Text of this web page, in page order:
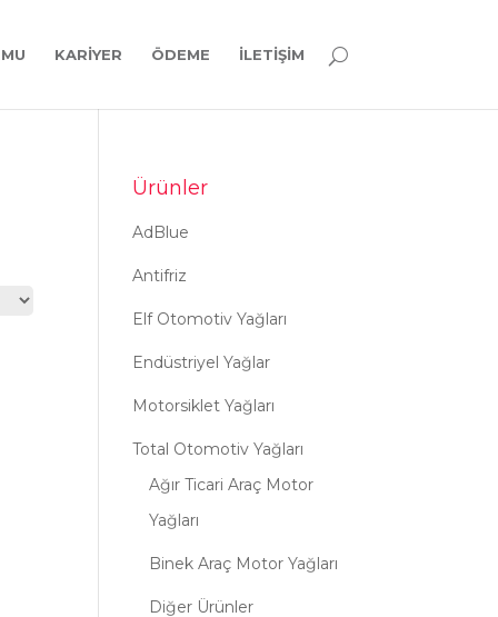
KARIYER ÖDEME İLETIŞIM
Ürünler
AdBlue
Antifriz
Elf Otomotiv Yağları
Endüstriyel Yağlar
Motorsiklet Yağları
Total Otomotiv Yağları
Ağır Ticari Araç Motor
Yağları
Binek Araç Motor Yağları
Diğer Ürünler